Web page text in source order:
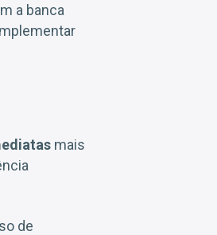
a banca
mais
de